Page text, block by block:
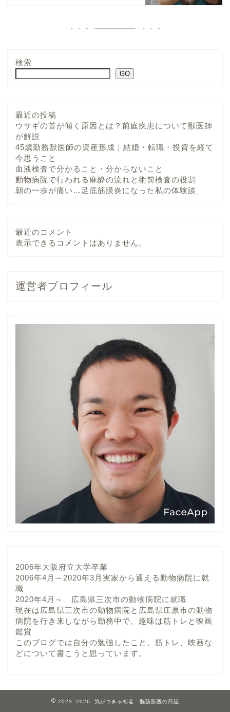
検索
GO
最近の投稿
ウサギの首が傾く原因とは？前庭疾患について獣医師
が解説
45歳勤務獣医師の資産形成｜結婚・転職・投資を経て
今思うこと
血液検査で分かること・分からないこと
動物病院で行われる麻酔の流れと術前検査の役割
朝の一歩が痛い…足底筋膜炎になった私の体験談
最近のコメント
表示できるコメントはありません。
運営者プロフィール
2006年大阪府立大学卒業
2006年4月～2020年3月実家から通える動物病院に就
職
2020年4月～ 広島県三次市の動物病院に就職
現在は広島県三次市の動物病院と広島県庄原市の動物
病院を行き来しながら勤務中で、趣味は筋トレと映画
鑑賞
このブログでは自分の勉強したこと、筋トレ、映画な
どについて書こうと思っています。
2023–2026 気がつきゃ初老 脳筋獣医の日記